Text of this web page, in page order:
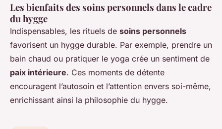
Les bienfaits des soins personnels dans le cadre
du hygge
Indispensables, les rituels de soins personnels
favorisent un hygge durable. Par exemple, prendre un
bain chaud ou pratiquer le yoga crée un sentiment de
paix intérieure. Ces moments de détente
encouragent l’autosoin et l’attention envers soi-même,
enrichissant ainsi la philosophie du hygge.